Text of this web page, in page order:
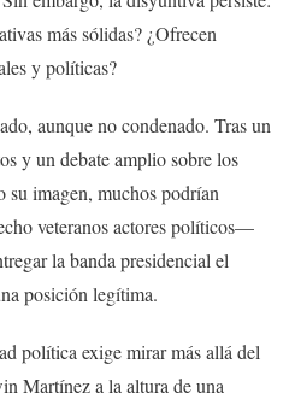
más sólidas? ¿Ofrecen
y políticas?
aunque no condenado. Tras un
y un debate amplio sobre los
su imagen, muchos podrían
veteranos actores políticos—
la banda presidencial el
posición legítima.
política exige mirar más allá del
Martínez a la altura de una